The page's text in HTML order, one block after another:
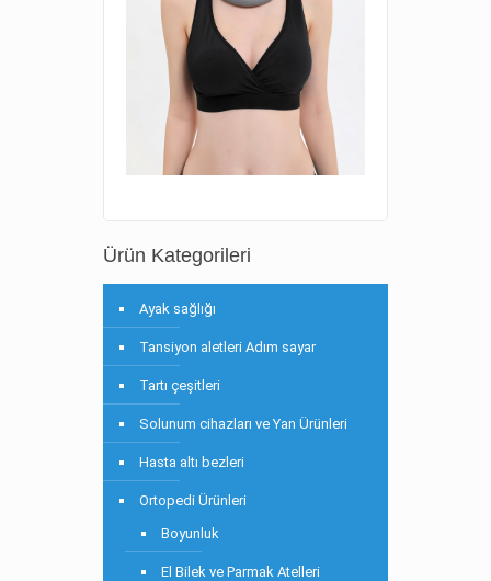
Ürün Kategorileri
Ayak sağlığı
Tansiyon aletleri Adım sayar
Tartı çeşitleri
Solunum cihazları ve Yan Ürünleri
Hasta altı bezleri
Ortopedi Ürünleri
Boyunluk
El Bilek ve Parmak Atelleri